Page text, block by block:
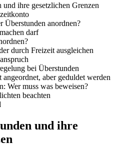
ihre gesetzlichen Grenzen
Überstunden anordnen?
darf
durch Freizeit ausgleichen
bei Überstunden
aber geduldet werden
Wer muss was beweisen?
beachten
und ihre